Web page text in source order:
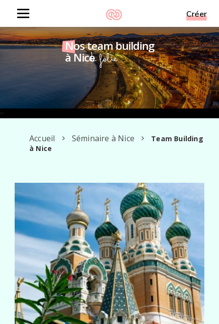
Toggle
Créer
Nos team building
à NiceDe folie
Accueil Séminaire à Nice
Team Building
à Nice